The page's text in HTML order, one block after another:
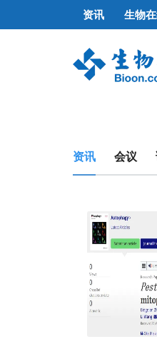
资讯 生物
资讯 会议